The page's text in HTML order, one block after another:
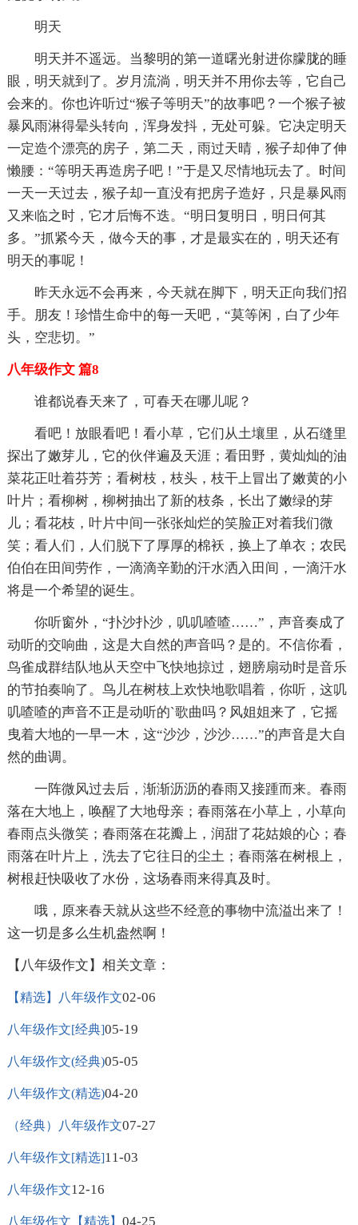
明天
明天并不遥远。当黎明的第一道曙光射进你朦胧的睡
眼，明天就到了。岁月流淌，明天并不用你去等，它自己
会来的。你也许听过“猴子等明天”的故事吧？一个猴子被
暴风雨淋得晕头转向，浑身发抖，无处可躲。它决定明天
一定造个漂亮的房子，第二天，雨过天晴，猴子却伸了伸
懒腰：“等明天再造房子吧！”于是又尽情地玩去了。时间
一天一天过去，猴子却一直没有把房子造好，只是暴风雨
又来临之时，它才后悔不迭。“明日复明日，明日何其
多。”抓紧今天，做今天的事，才是最实在的，明天还有
明天的事呢！
昨天永远不会再来，今天就在脚下，明天正向我们招
手。朋友！珍惜生命中的每一天吧，“莫等闲，白了少年
头，空悲切。”
八年级作文 篇8
谁都说春天来了，可春天在哪儿呢？
看吧！放眼看吧！看小草，它们从土壤里，从石缝里
探出了嫩芽儿，它的伙伴遍及天涯；看田野，黄灿灿的油
菜花正吐着芬芳；看树枝，枝头，枝干上冒出了嫩黄的小
叶片；看柳树，柳树抽出了新的枝条，长出了嫩绿的芽
儿；看花枝，叶片中间一张张灿烂的笑脸正对着我们微
笑；看人们，人们脱下了厚厚的棉袄，换上了单衣；农民
伯伯在田间劳作，一滴滴辛勤的汗水洒入田间，一滴汗水
将是一个希望的诞生。
你听窗外，“扑沙扑沙，叽叽喳喳……”，声音奏成了
动听的交响曲，这是大自然的声音吗？是的。不信你看，
鸟雀成群结队地从天空中飞快地掠过，翅膀扇动时是音乐
的节拍奏响了。鸟儿在树枝上欢快地歌唱着，你听，这叽
叽喳喳的声音不正是动听的`歌曲吗？风姐姐来了，它摇
曳着大地的一早一木，这“沙沙，沙沙……”的声音是大自
然的曲调。
一阵微风过去后，渐渐沥沥的春雨又接踵而来。春雨
落在大地上，唤醒了大地母亲；春雨落在小草上，小草向
春雨点头微笑；春雨落在花瓣上，润甜了花姑娘的心；春
雨落在叶片上，洗去了它往日的尘土；春雨落在树根上，
树根赶快吸收了水份，这场春雨来得真及时。
哦，原来春天就从这些不经意的事物中流溢出来了！
这一切是多么生机盎然啊！
【八年级作文】相关文章：
【精选】八年级作文02-06
八年级作文[经典]05-19
八年级作文(经典)05-05
八年级作文(精选)04-20
（经典）八年级作文07-27
八年级作文[精选]11-03
八年级作文12-16
八年级作文【精选】 04-25